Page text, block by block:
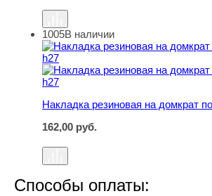
Накладка резиновая на домкрат
1005В наличии
Накладка резиновая на домкрат
162,00 руб.
Способы оплаты: